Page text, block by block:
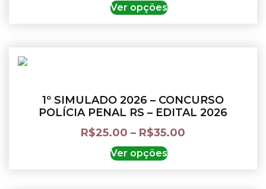
Ver opções
1º SIMULADO 2026 – CONCURSO
POLÍCIA PENAL RS – EDITAL 2026
R$25.00 – R$35.00
Ver opções